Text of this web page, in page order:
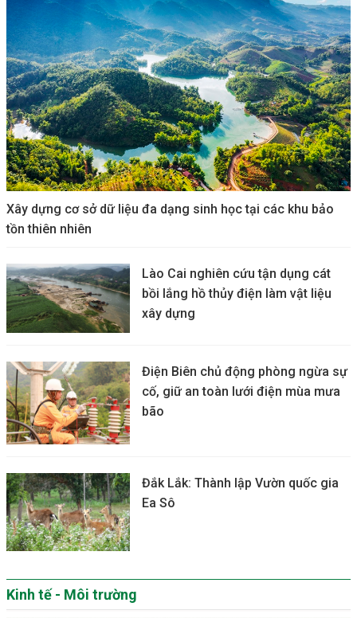
Xây dựng cơ sở dữ liệu đa dạng sinh học tại các khu bảo
tồn thiên nhiên
Lào Cai nghiên cứu tận dụng cát
bồi lắng hồ thủy điện làm vật liệu
xây dựng
Điện Biên chủ động phòng ngừa sự
cố, giữ an toàn lưới điện mùa mưa
bão
Đắk Lắk: Thành lập Vườn quốc gia
Ea Sô
Kinh tế - Môi trường